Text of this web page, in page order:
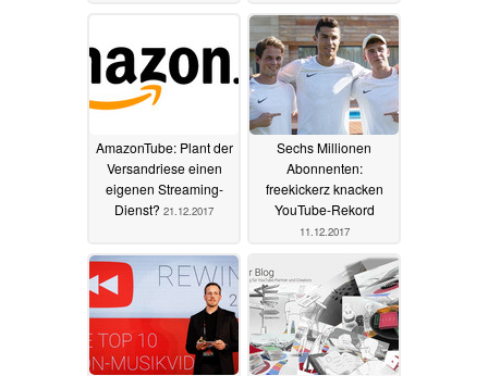
AmazonTube: Plant der
Versandriese einen
eigenen Streaming-
Dienst? 21.12.2017
Sechs Millionen
Abonnenten:
freekickerz knacken
YouTube-Rekord
11.12.2017